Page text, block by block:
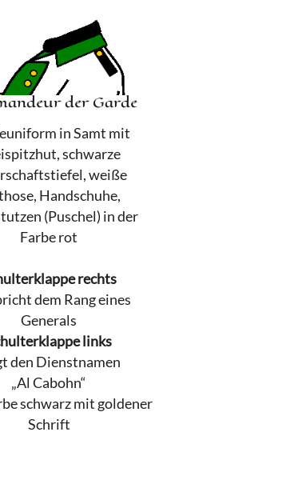
der Garde
in Samt mit
schwarze
weiße
Handschuhe,
(Puschel) in der
Farbe rot
rechts
dem Rang eines
Generals
links
den Dienstnamen
„Al Cabohn“
schwarz mit goldener
Schrift